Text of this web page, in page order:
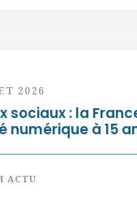
2026
sociaux : la
numérique à 15
ACTU